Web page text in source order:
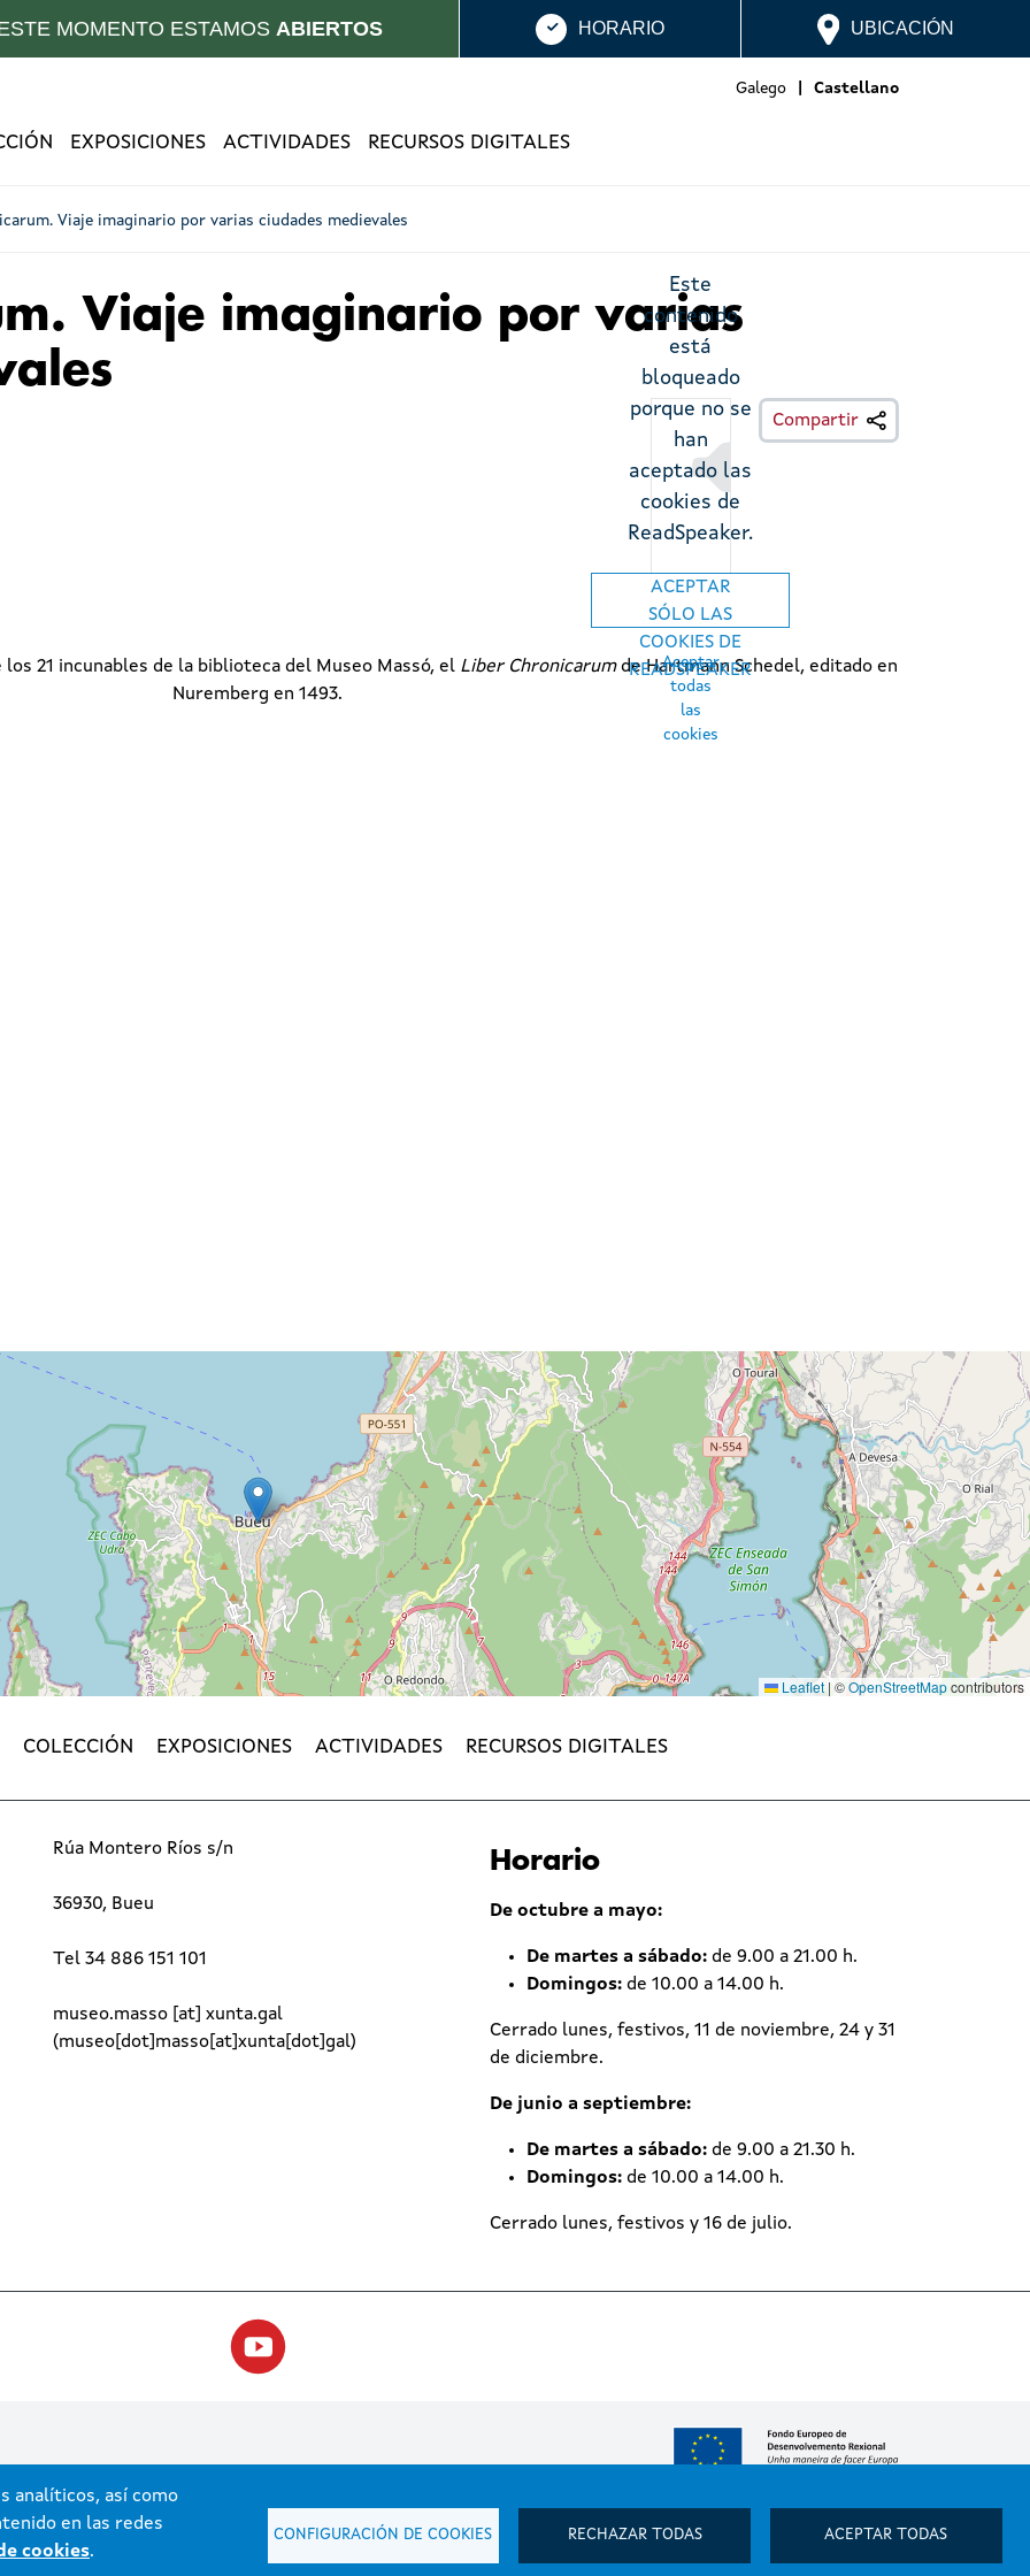
analíticos, así como
en las redes
cookies.
CONFIGURACIÓN DE COOKIES RECHAZAR TODAS ACEPTAR TODAS
MOMENTO ESTAMOS ABIERTOS HORARIO UBICACIÓN
Galego Castellano
EXPOSICIONES ACTIVIDADES RECURSOS DIGITALES
Viaje imaginario por varias ciudades medievales
Viaje imaginario por varias
Escoitar
Este
contenido
está
bloqueado
porque no se
han
aceptado las
cookies de
ReadSpeaker.
ACEPTAR
SÓLO LAS
COOKIES DE
READSPEAKER
Aceptar
todas
las
cookies
Compartir
21 incunables de la biblioteca del Museo Massó, elLiber Chronicarumde Hartmann Schedel, editado en
Nuremberg en 1493.
Leaflet | ©OpenStreetMapcontributors
COLECCIÓN EXPOSICIONES ACTIVIDADES RECURSOS DIGITALES
Rúa Montero Ríos s/n
36930, Bueu
Tel 34 886 151 101
museo.masso [at] xunta.gal
(museo[dot]masso[at]xunta[dot]gal)
Horario
De octubre a mayo:
De martes a sábado: de 9.00 a 21.00 h.
Domingos: de 10.00 a 14.00 h.
Cerrado lunes, festivos, 11 de noviembre, 24 y 31
de diciembre.
De junio a septiembre:
De martes a sábado: de 9.00 a 21.30 h.
Domingos: de 10.00 a 14.00 h.
Cerrado lunes, festivos y 16 de julio.
mantenida y publicada en internet por la Xunta de Galicia
Mapa do portal